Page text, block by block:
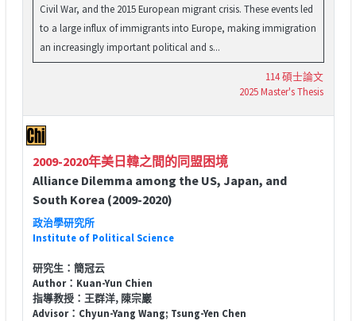
Civil War, and the 2015 European migrant crisis. These events led
to a large influx of immigrants into Europe, making immigration
an increasingly important political and s...
114 碩士論文
2025 Master's Thesis
2009-2020年美日韓之間的同盟困境
Alliance Dilemma among the US, Japan, and
South Korea (2009-2020)
政治學研究所
Institute of Political Science
研究生：簡冠云
Author：Kuan-Yun Chien
指導教授：王群洋, 陳宗巖
Advisor：Chyun-Yang Wang; Tsung-Yen Chen